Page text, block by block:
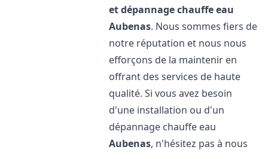
et dépannage chauffe eau
Aubenas. Nous sommes fiers de
notre réputation et nous nous
efforçons de la maintenir en
offrant des services de haute
qualité. Si vous avez besoin
d'une installation ou d'un
dépannage chauffe eau
Aubenas, n'hésitez pas à nous